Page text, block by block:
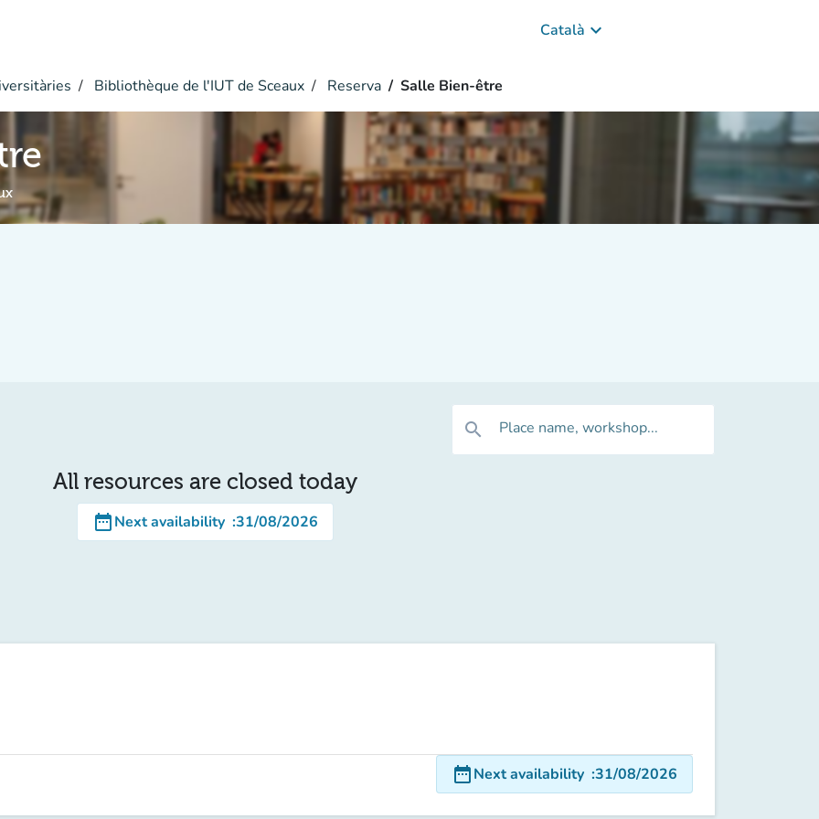
Català keyboard_arrow_down
Bibliothèque de l'IUT de Sceaux Reserva Salle Bien-être
search Place name, workshop...
All resources are closed today
date_rangeNext availability :31/08/2026
date_rangeNext availability :31/08/2026